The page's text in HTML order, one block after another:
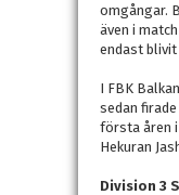
omgångar.
även i
endast
I FBK
sedan
första åren i
Hekuran
Division 3